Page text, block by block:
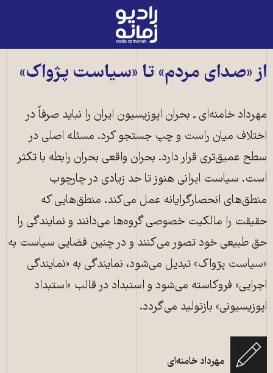
رادیو
زمانه
از «صدای مردم» تا «سیاست پژواک»
مهرداد خامنه‌ای ـ بحران اپوزیسیون ایران را نباید صرفاً در
اختلاف میان راست و چپ جستجو کرد. مسئله اصلی در
سطح عمیق‌تری قرار دارد. بحران واقعی بحران رابطه با تکثر
است. سیاست ایرانی هنوز تا حد زیادی در چارچوب
منطق‌های انحصارگرایانه عمل می‌کند. منطق‌هایی که
حقیقت را مالکیت خصوصی گروه‌ها می‌دانند و نمایندگی را
حق طبیعی خود تصور می‌کنند و در چنین فضایی سیاست به
«سیاست پژواک» تبدیل می‌شود، نمایندگی به «نمایندگی
اجرایی» فروکاسته می‌شود و استبداد در قالب «استبداد
اپوزیسیونی» بازتولید می‌گردد.
مهرداد خامنه‌ای
اپوزیسیونی که نمیشنوند. منبع: shutterstock